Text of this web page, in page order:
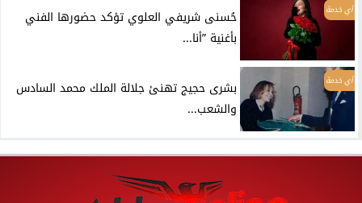
أي خدمة
حُسنى شريفي العلوي تؤكد حضورها الفني
بأغنية ”أنا...
أي خدمة
بشرى حجيج تهنئ جلالة الملك محمد السادس
والشعب...